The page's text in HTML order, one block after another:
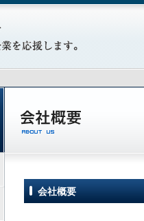
会社概要